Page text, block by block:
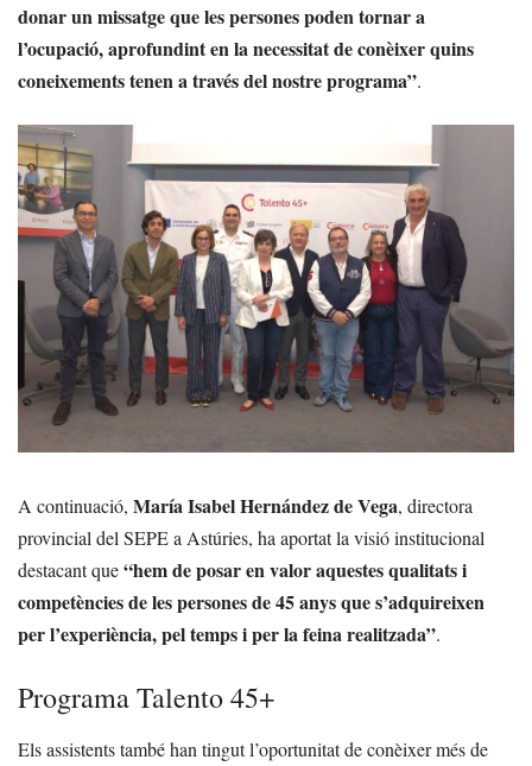
donar un missatge que les persones poden tornar a
l’ocupació, aprofundint en la necessitat de conèixer quins
coneixements tenen a través del nostre programa”.
A continuació, María Isabel Hernández de Vega, directora
provincial del SEPE a Astúries, ha aportat la visió institucional
destacant que“hem de posar en valor aquestes qualitats i
competències de les persones de 45 anys que s’adquireixen
per l’experiència, pel temps i per la feina realitzada”.
Programa Talento 45+
Els assistents també han tingut l’oportunitat de conèixer més de